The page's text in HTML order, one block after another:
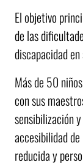
El objetivo
de las
discapacidad
Más de 50
con sus
sensibilización
accesibilidad
reducida y